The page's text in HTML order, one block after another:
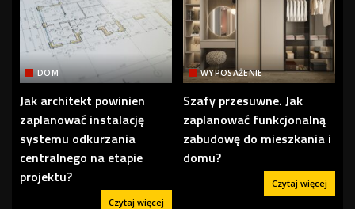
DOM
Jak architekt powinien
zaplanować instalację
systemu odkurzania
centralnego na etapie
projektu?
Czytaj więcej
WYPOSAŻENIE
Szafy przesuwne. Jak
zaplanować funkcjonalną
zabudowę do mieszkania i
domu?
Czytaj więcej